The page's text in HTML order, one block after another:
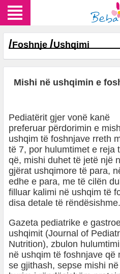
/Foshnje /Ushqimi
Mishi në ushqimin e
Pediatërit gjer vonë kanë
preferuar përdorimin e
ushqim të foshnjave rreth
të 7, por hulumtimet e reja
që, mishi duhet të jetë një
gjërat ushqimore të para,
edhe e para, me të cilën
filluar kalimi në ushqim të
disa detale të rëndësishme.
Gazeta pediatrike e
ushqimit (Journal of
Nutrition), zbulon
në ushqim të foshnjave që
se gjithash, sepse mishi